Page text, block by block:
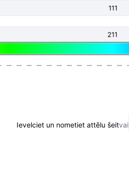
Ievelciet un nometiet attēlu šeitvai